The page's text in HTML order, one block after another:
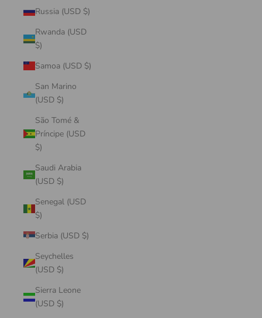
Russia (USD $)
Rwanda (USD
$)
Samoa (USD $)
San Marino
(USD $)
São Tomé &
Príncipe (USD
$)
Saudi Arabia
(USD $)
Senegal (USD
$)
Serbia (USD $)
Seychelles
(USD $)
Sierra Leone
(USD $)